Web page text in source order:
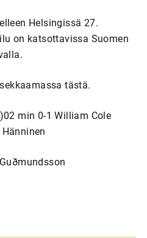
Helsingissä 27.
on katsottavissa Suomen
tästä.
min 0-1 William Cole